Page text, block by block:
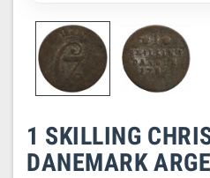
1 SKILLING
DANEMARK